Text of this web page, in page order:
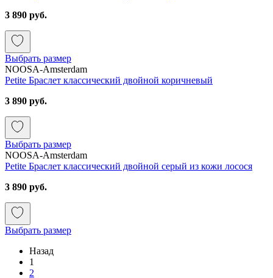
3 890 руб.
Выбрать размер
NOOSA-Amsterdam
Petite Браслет классический двойной коричневый
3 890 руб.
Выбрать размер
NOOSA-Amsterdam
Petite Браслет классический двойной серый из кожи лосося
3 890 руб.
Выбрать размер
Назад
1
2